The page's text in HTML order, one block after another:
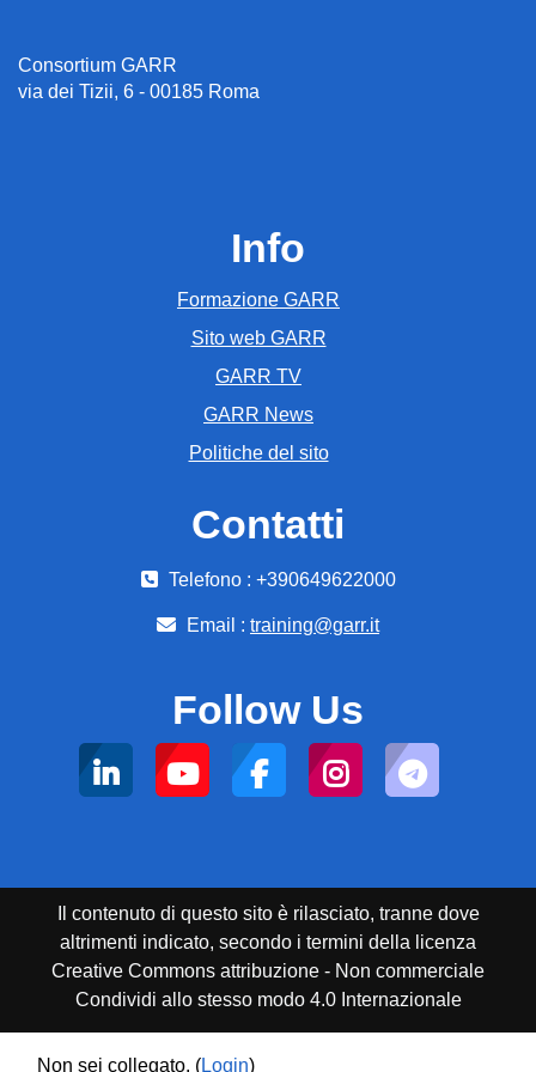
Consortium GARR
via dei Tizii, 6 - 00185 Roma
Info
Formazione GARR
Sito web GARR
GARR TV
GARR News
Politiche del sito
Contatti
Telefono : +390649622000
Email : training@garr.it
Follow Us
Il contenuto di questo sito è rilasciato, tranne dove
altrimenti indicato, secondo i termini della licenza
Creative Commons attribuzione - Non commerciale
Condividi allo stesso modo 4.0 Internazionale
Non sei collegato. (Login)